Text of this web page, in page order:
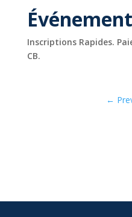
Inscriptions Rapides.
CB.
←